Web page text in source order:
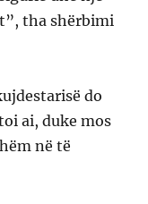
tha shërbimi
do
ai, duke mos
në të